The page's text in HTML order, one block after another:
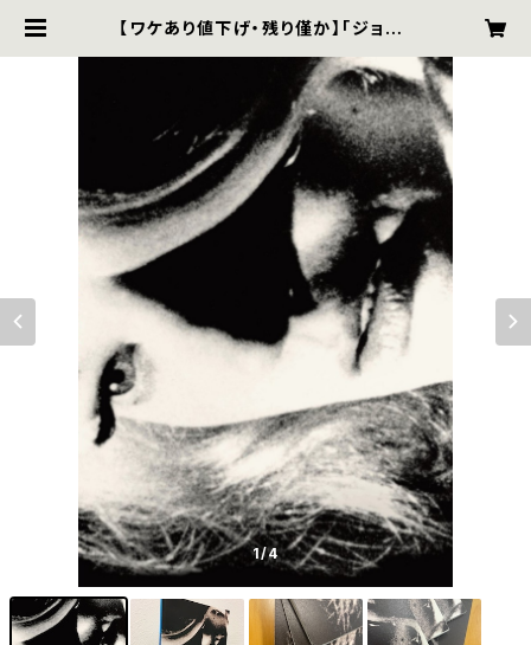
【ワケあり値下げ・残り僅か】「ジョン・
リーズ」パンフレット | ザジフィルム
ズ オンラインショップ｜zaziefilms
online shop
1/4